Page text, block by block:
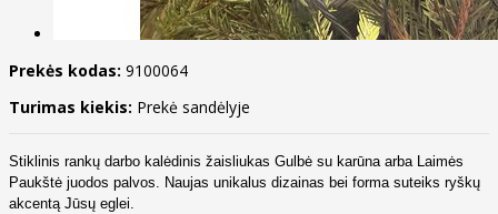
Prekės kodas: 9100064
Turimas kiekis: Prekė sandėlyje
Stiklinis rankų darbo kalėdinis žaisliukas Gulbė su karūna arba Laimės
Paukštė juodos palvos. Naujas unikalus dizainas bei forma suteiks ryškų
akcentą Jūsų eglei.